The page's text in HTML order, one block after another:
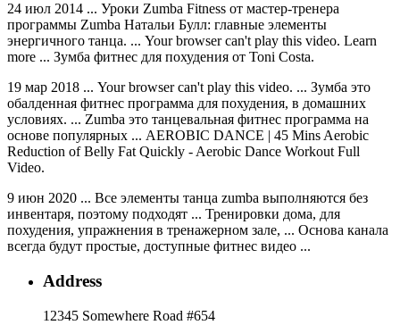
24 июл 2014 ... Уроки Zumba Fitness от мастер-тренера
программы Zumba Натальи Булл: главные элементы
энергичного танца. ... Your browser can't play this video. Learn
more ... Зумба фитнес для похудения от Toni Costa.
19 мар 2018 ... Your browser can't play this video. ... Зумба это
обалденная фитнес программа для похудения, в домашних
условиях. ... Zumba это танцевальная фитнес программа на
основе популярных ... AEROBIC DANCE | 45 Mins Aerobic
Reduction of Belly Fat Quickly - Aerobic Dance Workout Full
Video.
9 июн 2020 ... Все элементы танца zumba выполняются без
инвентаря, поэтому подходят ... Тренировки дома, для
похудения, упражнения в тренажерном зале, ... Основа канала
всегда будут простые, доступные фитнес видео ...
Address
12345 Somewhere Road #654